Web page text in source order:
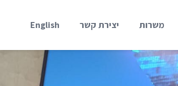
משרות יצירת קשר English